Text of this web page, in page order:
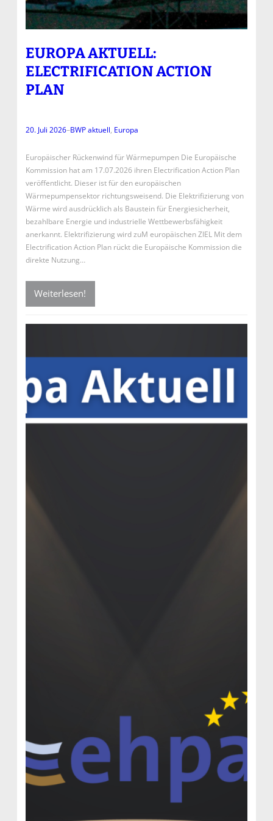
EUROPA AKTUELL:
ELECTRIFICATION ACTION
PLAN
20. Juli 2026–BWP aktuell, Europa
Europäischer Rückenwind für Wärmepumpen Die Europäische
Kommission hat am 17.07.2026 ihren Electrification Action Plan
veröffentlicht. Dieser ist für den europäischen
Wärmepumpensektor richtungsweisend. Die Elektrifizierung von
Wärme wird ausdrücklich als Baustein für Energiesicherheit,
bezahlbare Energie und industrielle Wettbewerbsfähigkeit
anerkannt. Elektrifizierung wird zuM europäischen ZIEL Mit dem
Electrification Action Plan rückt die Europäische Kommission die
direkte Nutzung…
Weiterlesen!